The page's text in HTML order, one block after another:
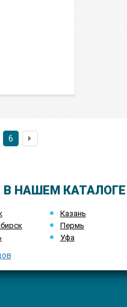
6
НАШЕМ КАТАЛОГЕ
Казань
Пермь
Уфа